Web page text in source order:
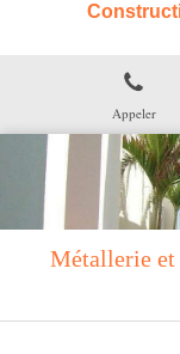
Appeler
Métallerie et